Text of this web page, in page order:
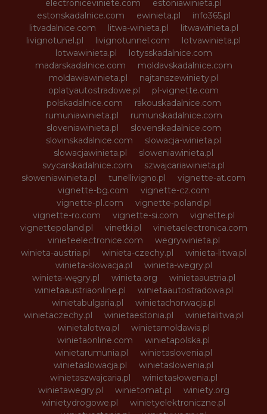
electroniceviniete.com
estoniawinieta.pl
estonskadalnice.com
ewinieta.pl
info365.pl
litvadalnice.com
litwa-winieta.pl
litwawinieta.pl
livignotunel.pl
livignotunnel.com
lotvawinieta.pl
lotwawinieta.pl
lotysskadalnice.com
madarskadalnice.com
moldavskadalnice.com
moldawiawinieta.pl
najtanszewiniety.pl
oplatyautostradowe.pl
pl-vignette.com
polskadalnice.com
rakouskadalnice.com
rumuniawinieta.pl
rumunskadalnice.com
sloveniawinieta.pl
slovenskadalnice.com
slovinskadalnice.com
slowacja-winieta.pl
slowacjawinieta.pl
sloweniawinieta.pl
svycarskadalnice.com
szwajcariawinieta.pl
słoweniawinieta.pl
tunellivigno.pl
vignette-at.com
vignette-bg.com
vignette-cz.com
vignette-pl.com
vignette-poland.pl
vignette-ro.com
vignette-si.com
vignette.pl
vignettepoland.pl
vinetki.pl
vinietaelectronica.com
vinieteelectronice.com
wegrywinieta.pl
winieta-austria.pl
winieta-czechy.pl
winieta-litwa.pl
winieta-słowacja.pl
winieta-wegry.pl
winieta-węgry.pl
winieta.org
winietaaustria.pl
winietaaustriaonline.pl
winietaautostradowa.pl
winietabulgaria.pl
winietachorwacja.pl
winietaczechy.pl
winietaestonia.pl
winietalitwa.pl
winietalotwa.pl
winietamoldawia.pl
winietaonline.com
winietapolska.pl
winietarumunia.pl
winietaslovenia.pl
winietaslowacja.pl
winietaslowenia.pl
winietaszwajcaria.pl
winietasłowenia.pl
winietawegry.pl
winietomat.pl
winiety.org
winietydrogowe.pl
winietyelektroniczne.pl